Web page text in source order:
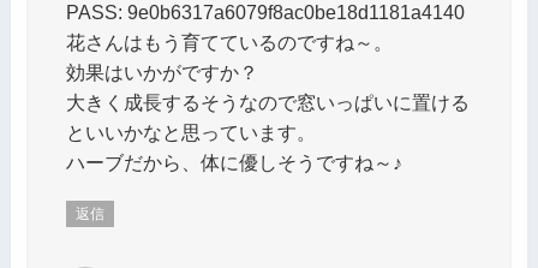
PASS: 9e0b6317a6079f8ac0be18d1181a4140
花さんはもう育てているのですね～。
効果はいかがですか？
大きく成長するそうなので窓いっぱいに置ける
といいかなと思っています。
ハーブだから、体に優しそうですね～♪
返信